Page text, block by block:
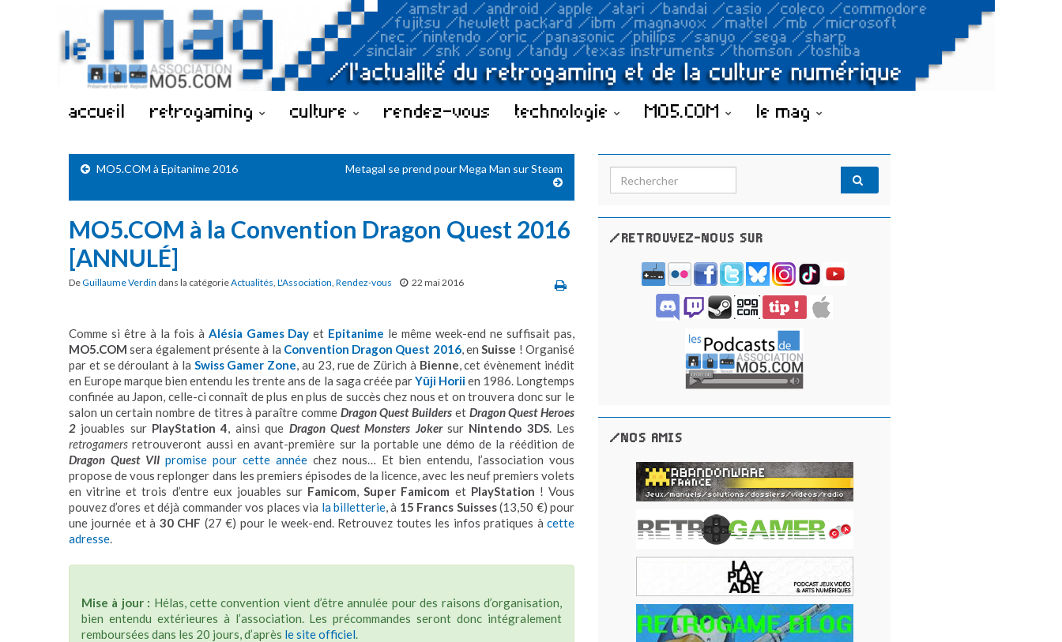
accueil retrogaming culture rendez-vous technologie MO5.COM le mag
MO5.COM à Epitanime 2016 Metagal se prend pour Mega Man sur Steam
MO5.COM à la Convention Dragon Quest 2016
[ANNULÉ]
DeGuillaume Verdin dans la catégorieActualités, L'Association, Rendez-vous 22 mai 2016
Comme si être à la fois à Alésia Games Day et Epitanime le même week-end ne suffisait pas,
MO5.COM sera également présente à la Convention Dragon Quest 2016, enSuisse ! Organisé
par et se déroulant à la Swiss Gamer Zone, au 23, rue de Zürich à Bienne, cet évènement inédit
en Europe marque bien entendu les trente ans de la saga créée parYūji Horiien 1986. Longtemps
confinée au Japon, celle-ci connaît de plus en plus de succès chez nous et on trouvera donc sur le
salon un certain nombre de titres à paraître comme Dragon Quest Builders et Dragon Quest Heroes
2 jouables sur PlayStation 4, ainsi que Dragon Quest Monsters Jokersur Nintendo 3DS. Les
retrogamers retrouveront aussi en avant-première sur la portable une démo de la réédition de
Dragon Quest VII promise pour cette année chez nous… Et bien entendu, l’association vous
propose de vous replonger dans les premiers épisodes de la licence, avec les neuf premiers volets
en vitrine et trois d’entre eux jouables sur Famicom,Super Famicom et PlayStation ! Vous
pouvez d’ores et déjà commander vos places via la billetterie, à 15 Francs Suisses(13,50 €) pour
une journée et à 30 CHF (27 €) pour le week-end. Retrouvez toutes les infos pratiques àcette
adresse.
Mise à jour : Hélas, cette convention vient d’être annulée pour des raisons d’organisation,
bien entendu extérieures à l’association. Les précommandes seront donc intégralement
remboursées dans les 20 jours, d’après le site officiel.
Search for:
/RETROUVEZ-NOUS SUR
/NOS AMIS